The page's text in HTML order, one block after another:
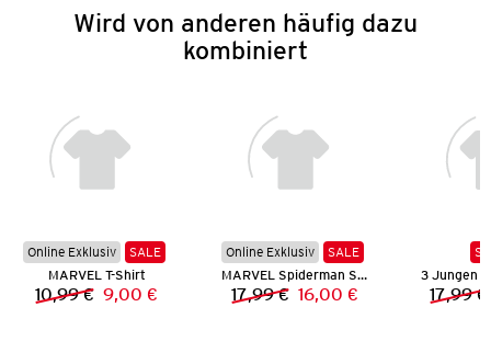
Wird von anderen häufig dazu
kombiniert
Online Exklusiv
SALE
MARVEL T-Shirt
Vorheriger Preis:
10,99 € Neuer Preis:
9,00 €
Online Exklusiv
SALE
MARVEL Spiderman Shorty
Vorheriger Preis:
17,99 € Neuer Preis:
16,00 €
3 Jungen
17,99 €